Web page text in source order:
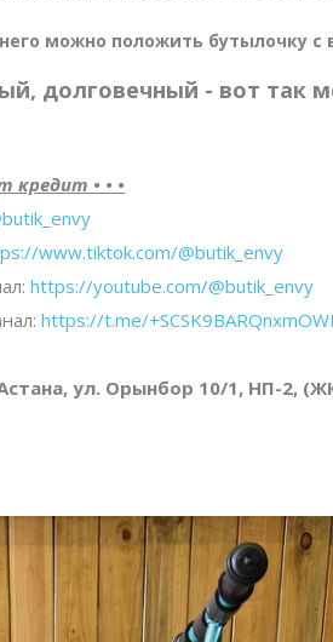
можно положить бутылочку с
долговечный - вот так
кредит • • •
www.tiktok.com/@butik_envy
https://youtube.com/@butik_envy
https://t.me/
ул. Орынбор 10/1, НП-2,